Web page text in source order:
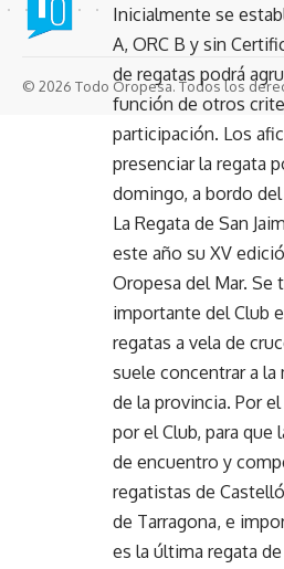
Inicialmente se
A, ORC B y sin
de regatas podrá
función de otros
participación. Los
presenciar la regata
domingo, a bordo del
La Regata de San
este año su XV
Oropesa del Mar. Se
importante del Club
regatas a vela de
suele concentrar a
de la provincia. Por
por el Club, para que
de encuentro y
regatistas de
de Tarragona, e
es la última regata
© 2026 Todo Oropesa. Todos los